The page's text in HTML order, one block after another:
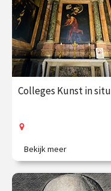
Op locatie
Colleges Kunst in situ
Kunstwerken in hun
oorspronkelijke context.
Bekijk meer